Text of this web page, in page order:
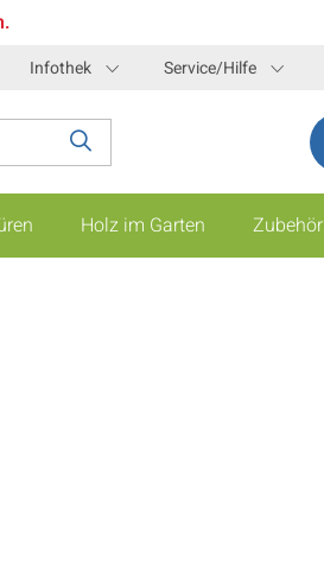
Infothek Service/Hilfe
Holz im Garten Zubehör